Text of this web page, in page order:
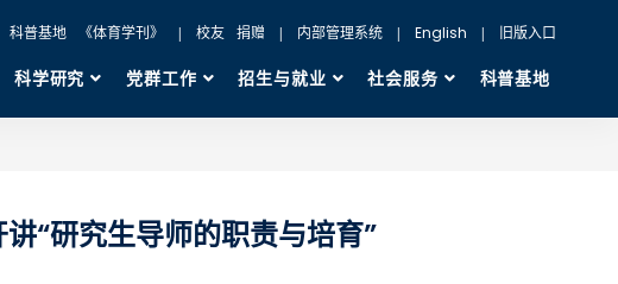
科普基地 《体育学刊》 | 校友 捐赠 | 内部管理系统 | English | 旧版入口
科学研究 党群工作 招生与就业 社会服务 科普基地
“研究生导师的职责与培育”